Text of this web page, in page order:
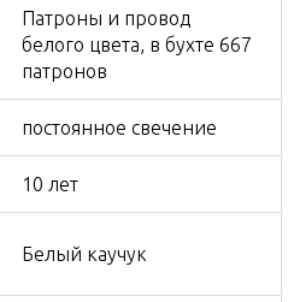
Патроны и провод
белого цвета, в бухте 667
патронов
постоянное свечение
10 лет
Белый каучук